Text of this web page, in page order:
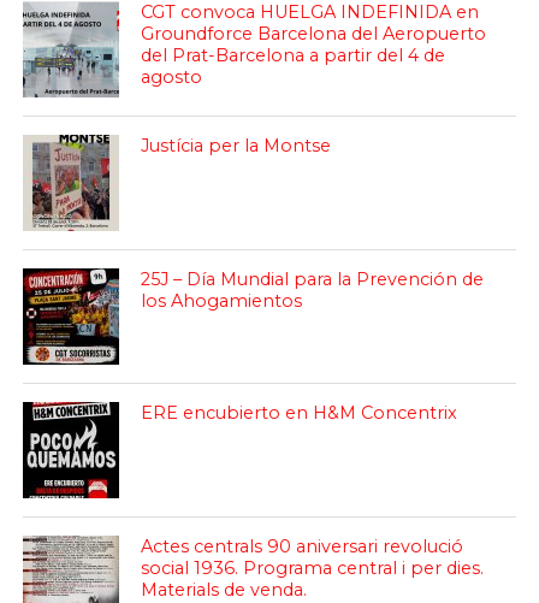
CGT convoca HUELGA INDEFINIDA en
Groundforce Barcelona del Aeropuerto
del Prat-Barcelona a partir del 4 de
agosto
Justícia per la Montse
25J – Día Mundial para la Prevención de
los Ahogamientos
ERE encubierto en H&M Concentrix
Actes centrals 90 aniversari revolució
social 1936. Programa central i per dies.
Materials de venda.